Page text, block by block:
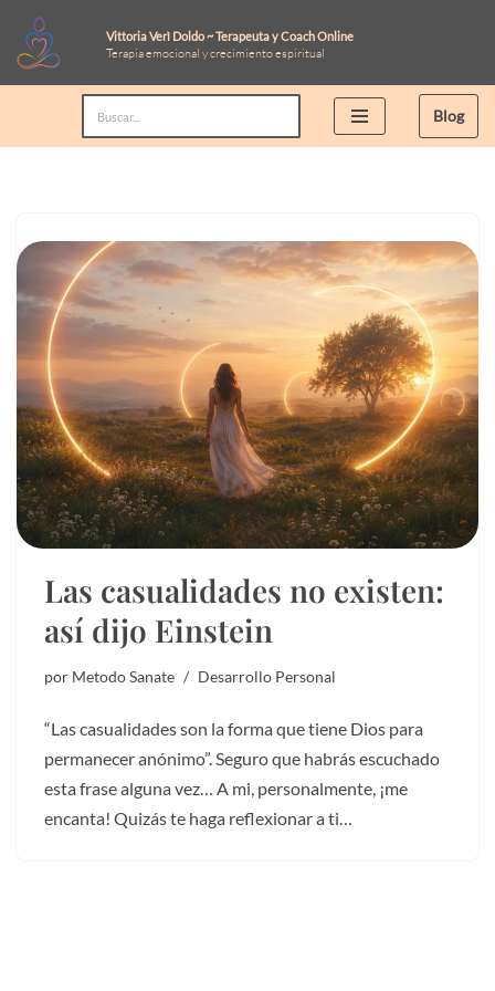
Saltar
al
Vittoria Verì Doldo ~ Terapeuta y Coach Online
Terapia emocional y crecimiento espiritual
Blog
Las casualidades no existen:
así dijo Einstein
por Metodo Sanate Desarrollo Personal
“Las casualidades son la forma que tiene Dios para
permanecer anónimo”. Seguro que habrás escuchado
esta frase alguna vez… A mi, personalmente, ¡me
encanta! Quizás te haga reflexionar a ti…